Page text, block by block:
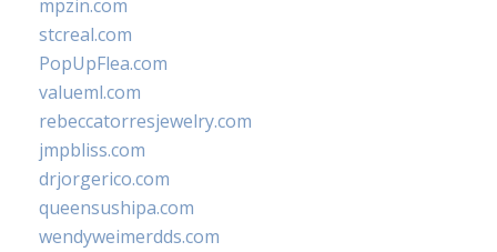
mpzin.com
stcreal.com
PopUpFlea.com
valueml.com
rebeccatorresjewelry.com
jmpbliss.com
drjorgerico.com
queensushipa.com
wendyweimerdds.com